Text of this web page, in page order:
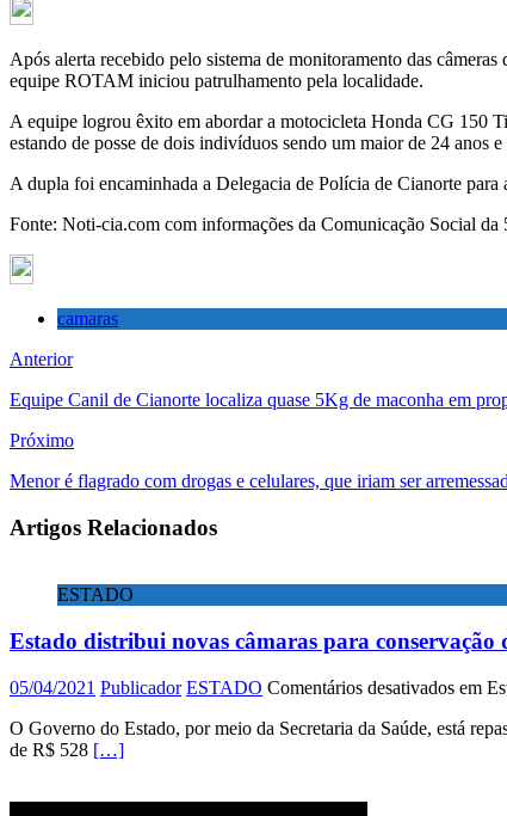
Após alerta recebido pelo sistema de monitoramento das
equipe ROTAM iniciou patrulhamento pela localidade.
A equipe logrou êxito em abordar a motocicleta Honda CG 150
estando de posse de dois indivíduos sendo um maior de 24 anos
A dupla foi encaminhada a Delegacia de Polícia de Cianorte
Fonte: Noti-cia.com com informações da Comunicação Social
camaras
Anterior
Equipe Canil de Cianorte localiza quase 5Kg de maconha em
Próximo
Menor é flagrado com drogas e celulares, que iriam ser
Artigos Relacionados
ESTADO
Estado distribui novas câmaras para conservação
05/04/2021 Publicador ESTADO Comentários desativados em
O Governo do Estado, por meio da Secretaria da Saúde, está
de R$ 528 […]